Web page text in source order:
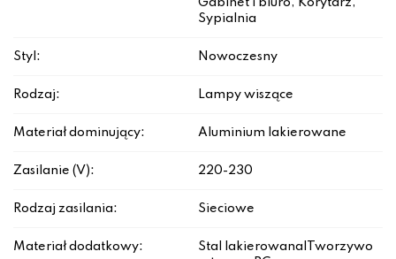
Gabinet i biuro, Korytarz,
Sypialnia
Styl: Nowoczesny
Rodzaj: Lampy wiszące
Materiał dominujący: Aluminium lakierowane
Zasilanie (V): 220-230
Rodzaj zasilania: Sieciowe
Materiał dodatkowy:
Stal lakierowana|Tworzywo